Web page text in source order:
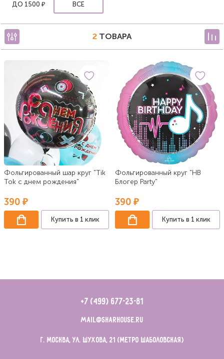
ДО 1500 ₽ ВСЕ
2 ТОВАРА
Фольгированный шар круг "Tik
Tok с днем рождения"
390 ₽
Купить в 1 клик
Фольгированный круг "НВ
Блогер Party"
390 ₽
Купить в 1 клик
+7 (499) 677-23-81
mail@sharhouse.ru
г. Москва, ул. Шухова, 21 (метро Шаболовская)